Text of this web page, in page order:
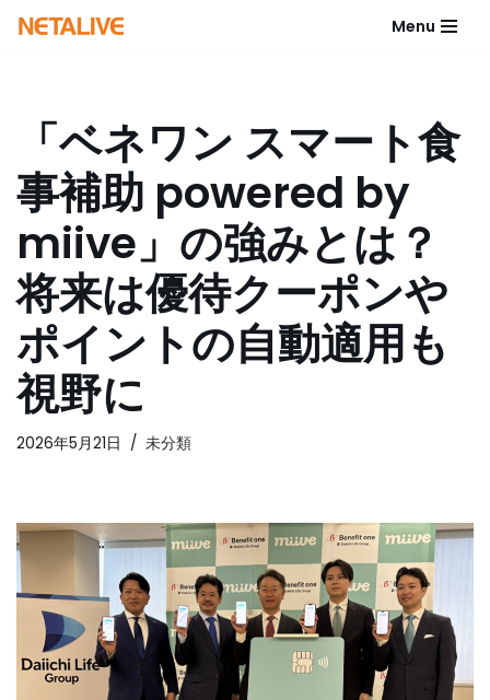
へ
ス
キ
ッ
プ
Menu
「ベネワン スマート食
事補助 powered by
miive」の強みとは？
将来は優待クーポンや
ポイントの自動適用も
視野に
2026年5月21日 未分類